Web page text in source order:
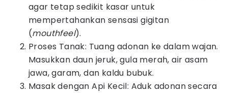
agar tetap sedikit kasar untuk
mempertahankan sensasi gigitan
(mouthfeel).
Proses Tanak: Tuang adonan ke dalam wajan.
Masukkan daun jeruk, gula merah, air asam
jawa, garam, dan kaldu bubuk.
Masak dengan Api Kecil: Aduk adonan secara